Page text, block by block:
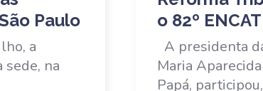
Paulo
a
sede, na
o 82º ENCAT
A presidenta
Maria
Papá,